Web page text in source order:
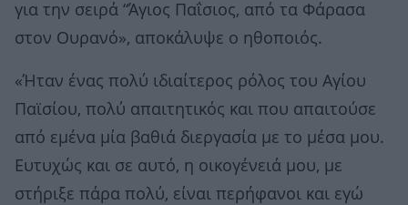
για την σειρά “Άγιος Παΐσιος, από τα Φάρασα
στον Ουρανό», αποκάλυψε ο ηθοποιός.
«Ήταν ένας πολύ ιδιαίτερος ρόλος του Αγίου
Παϊσίου, πολύ απαιτητικός και που απαιτούσε
από εμένα μία βαθιά διεργασία με το μέσα μου.
Ευτυχώς και σε αυτό, η οικογένειά μου, με
στήριξε πάρα πολύ, είναι περήφανοι και εγώ